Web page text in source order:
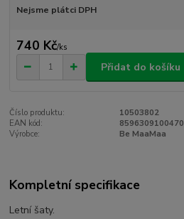
Nejsme plátci DPH
740 Kč/ks
Přidat do košíku
Číslo produktu:
10503802
EAN kód:
8596309100470
Výrobce:
Be MaaMaa
Kompletní specifikace
Letní šaty.